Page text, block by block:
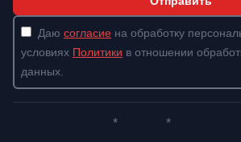
Даю согласие на обработку
условиях Политики в отношении
данных.
* *